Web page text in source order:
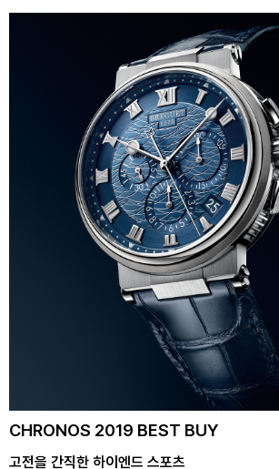
CHRONOS 2019 BEST BUY
고전을 간직한 하이엔드 스포츠